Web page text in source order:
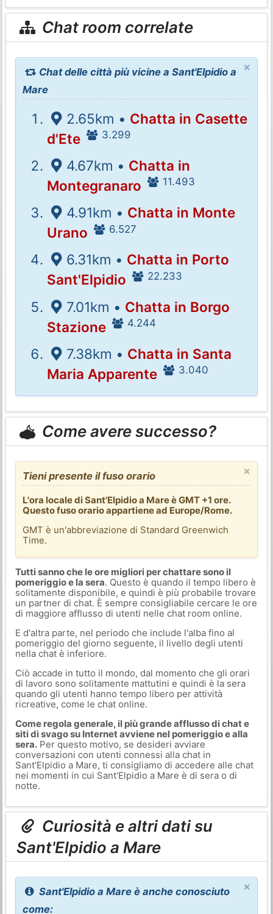
Chat room correlate
×
Chat delle città più vicine a Sant'Elpidio a
Mare
2.65km • Chatta in Casette
d'Ete
3.299
4.67km • Chatta in
Montegranaro
11.493
4.91km • Chatta in Monte
Urano
6.527
6.31km • Chatta in Porto
Sant'Elpidio
22.233
7.01km • Chatta in Borgo
Stazione
4.244
7.38km • Chatta in Santa
Maria Apparente
3.040
Come avere successo?
×
Tieni presente il fuso orario
L'ora locale di Sant'Elpidio a Mare è GMT +1 ore.
Questo fuso orario appartiene ad Europe/Rome.
GMT è un'abbreviazione di Standard Greenwich
Time.
Tutti sanno che le ore migliori per chattare sono il
pomeriggio e la sera. Questo è quando il tempo libero è
solitamente disponibile, e quindi è più probabile trovare
un partner di chat. È sempre consigliabile cercare le ore
di maggiore afflusso di utenti nelle chat room online.
E d'altra parte, nel periodo che include l'alba fino al
pomeriggio del giorno seguente, il livello degli utenti
nella chat è inferiore.
Ciò accade in tutto il mondo, dal momento che gli orari
di lavoro sono solitamente mattutini e quindi è la sera
quando gli utenti hanno tempo libero per attività
ricreative, come le chat online.
Come regola generale, il più grande afflusso di chat e
siti di svago su Internet avviene nel pomeriggio e alla
sera.Per questo motivo, se desideri avviare
conversazioni con utenti connessi alla chat in
Sant'Elpidio a Mare, ti consigliamo di accedere alle chat
nei momenti in cui Sant'Elpidio a Mare è di sera o di
notte.
Curiosità e altri dati su
Sant'Elpidio a Mare
×
Sant'Elpidio a Mare è anche conosciuto
come: